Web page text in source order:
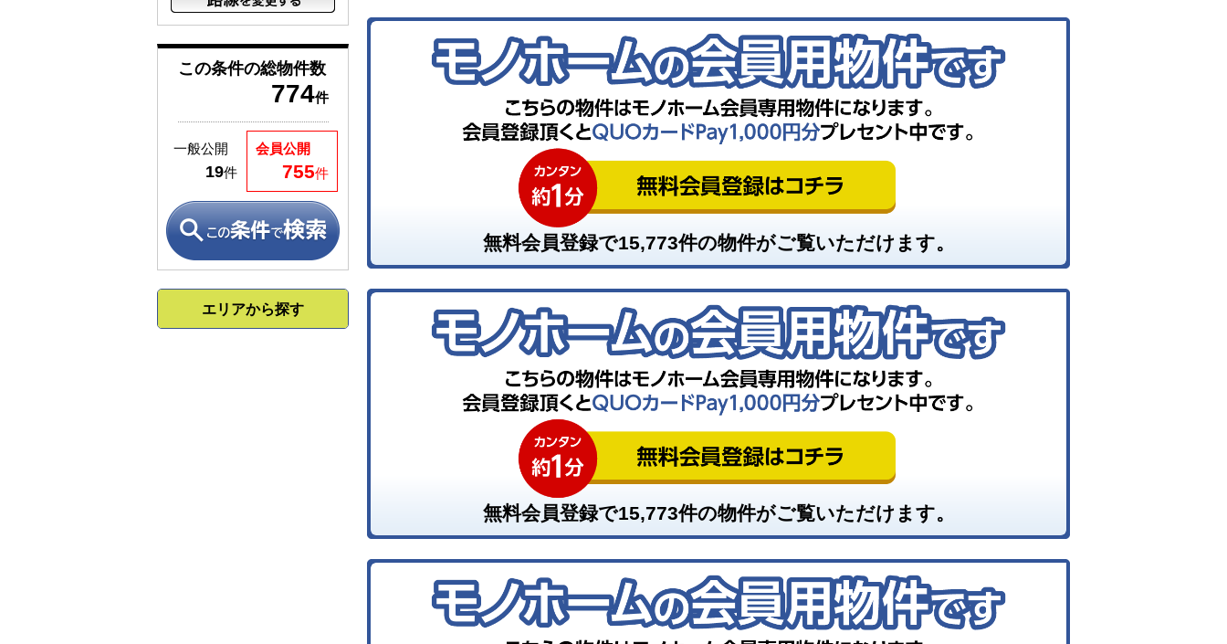
無料会員登録で15,773件の物件がご覧いただけます。
無料会員登録で15,773件の物件がご覧いただけます。
この条件の総物件数
774件
会員公開
755件
一般公開
19件
エリアから探す